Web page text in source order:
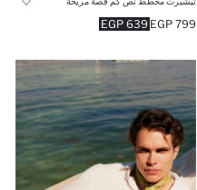
639 EGP 799 EGP